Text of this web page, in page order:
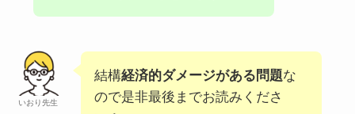
いおり先生
結構経済的ダメージがある問題な
ので是非最後までお読みくださ